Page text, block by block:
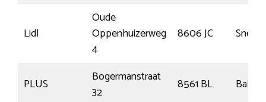
Lidl
Oude
Oppenhuizerweg
4
8606 JC Sneek
PLUS
Bogermanstraat
32
8561 BL
Balk